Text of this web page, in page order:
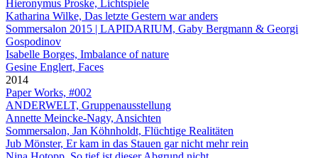
Hieronymus Proske, Lichtspiele
Katharina Wilke, Das letzte Gestern war anders
Sommersalon 2015 | LAPIDARIUM, Gaby Bergmann & Georgi
Gospodinov
Isabelle Borges, Imbalance of nature
Gesine Englert, Faces
2014
Paper Works, #002
ANDERWELT, Gruppenausstellung
Annette Meincke-Nagy, Ansichten
Sommersalon, Jan Köhnholdt, Flüchtige Realitäten
Jub Mönster, Er kam in das Stauen gar nicht mehr rein